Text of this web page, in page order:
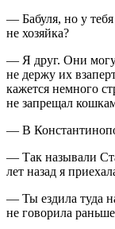
— Бабуля, но у
не хозяйка?
— Я друг. Они
не держу их
кажется немного
не запрещал
— В
— Так называли
лет назад я
— Ты ездила туда
не говорила